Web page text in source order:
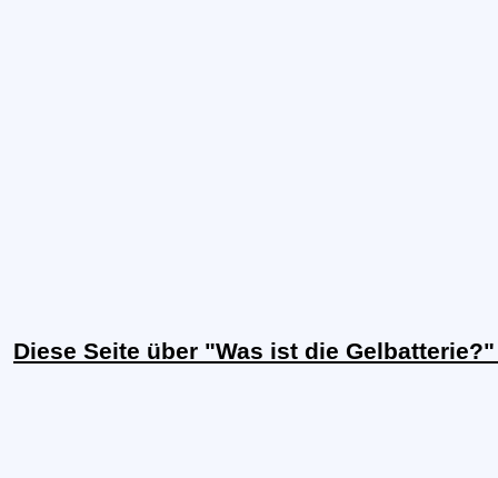
Diese Seite über "Was ist die